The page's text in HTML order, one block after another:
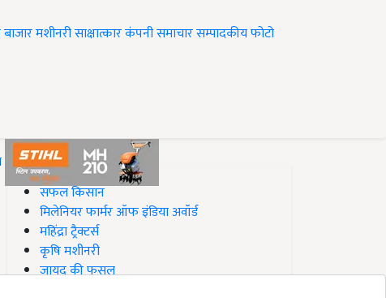
बाजारमशीनरीसाक्षात्कारकंपनी समाचारसम्पादकीयफोटो
#Top on Krishi Jagran
सफल किसान
मिलेनियर फार्मर ऑफ इंडिया अवॉर्ड
महिंद्रा ट्रैक्टर्स
कृषि मशीनरी
जायद की फसल